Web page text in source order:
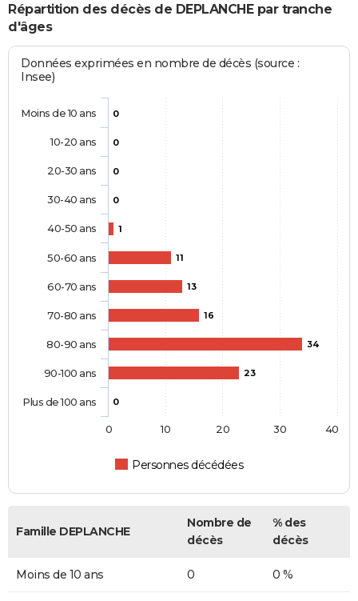
Répartition des décès de DEPLANCHE par tranche
d'âges
Données exprimées en nombre de décès (source :
Insee)
0
0
0
0
1
11
13
16
34
23
0
Personnes décédées
Moins de 10 ans
10-20 ans
20-30 ans
30-40 ans
40-50 ans
50-60 ans
60-70 ans
70-80 ans
80-90 ans
90-100 ans
Plus de 100 ans
0 10 20 30 40
Famille DEPLANCHE
Nombre de
décès
% des
décès
Moins de 10 ans 0 0 %